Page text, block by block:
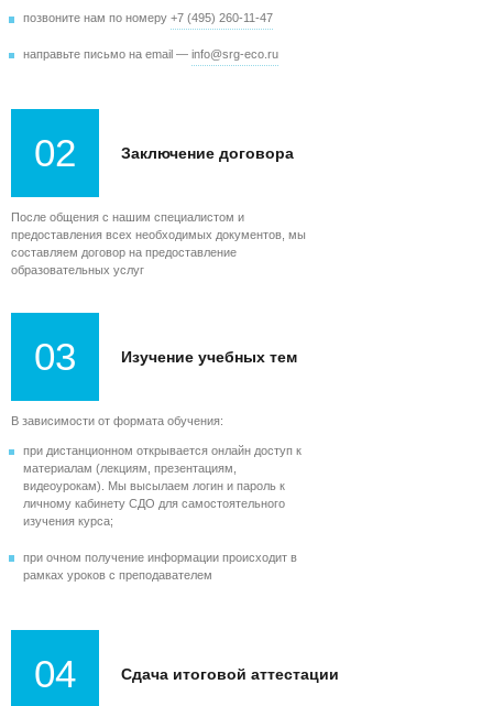
позвоните нам по номеру+7 (495) 260-11-47
направьте письмо на email —info@srg-eco.ru
02 Заключение договора
После общения с нашим специалистом и
предоставления всех необходимых документов, мы
составляем договор на предоставление
образовательных услуг
03 Изучение учебных тем
В зависимости от формата обучения:
при дистанционном открывается онлайн доступ к
материалам (лекциям, презентациям,
видеоурокам). Мы высылаем логин и пароль к
личному кабинету СДО для самостоятельного
изучения курса;
при очном получение информации происходит в
рамках уроков с преподавателем
04 Сдача итоговой аттестации